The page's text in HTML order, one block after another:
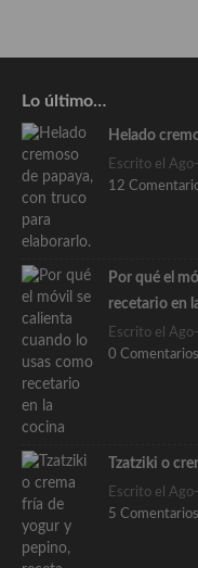
Lo último…
Helado
Escrito el
12
Por qué el
recetario en
Escrito el
0 Comentarios
Tzatziki o
Escrito el
5 Comentarios